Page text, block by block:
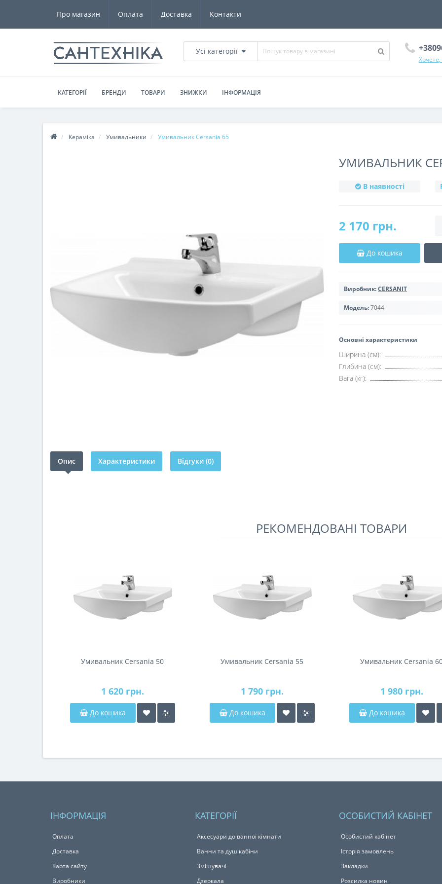
Про магазин Оплата Доставка Контакти
Усі категорії
КАТЕГОРІЇ БРЕНДИ ТОВАРИ ЗНИЖКИ ІНФОРМАЦІЯ
Кераміка Умивальники Умивальник Cersania 65
УМИВАЛЬНИК
В наявності
2 170 грн.
До кошика
Виробник:CERSANIT
Модель:7044
Основні характеристики
Ширина (см):
Глибина (см):
Вага (кг):
Опис Характеристики Відгуки (0)
РЕКОМЕНДОВАНІ ТОВАРИ
Умивальник Cersania 50
1 620 грн.
До кошика
Умивальник Cersania 55
1 790 грн.
До кошика
Умивальник Cersania
1 980 грн.
До кошика
ІНФОРМАЦІЯ
Оплата
Доставка
Карта сайту
Виробники
КАТЕГОРІЇ
Аксесуари до ванної кімнати
Ванни та душ кабіни
Змішувачі
Дзеркала
ОСОБИСТИЙ КАБІНЕТ
Особистий кабінет
Історія замовлень
Закладки
Розсилка новин